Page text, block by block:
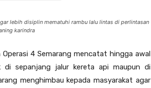
lebih disiplin mematuhi rambu lalu lintas di perlintasan
karindra
4 Semarang mencatat hingga awal
sepanjang jalur kereta api maupun di
menghimbau kepada masyarakat agar